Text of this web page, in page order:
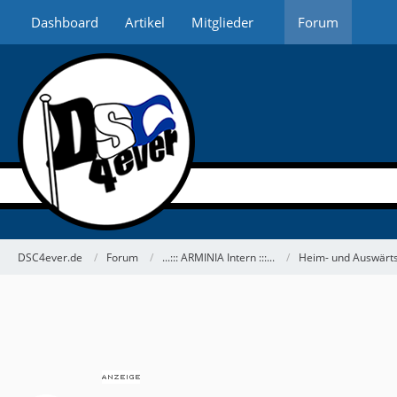
Dashboard Artikel Mitglieder Forum
DSC4ever.de Forum ...::: ARMINIA Intern :::... Heim- und